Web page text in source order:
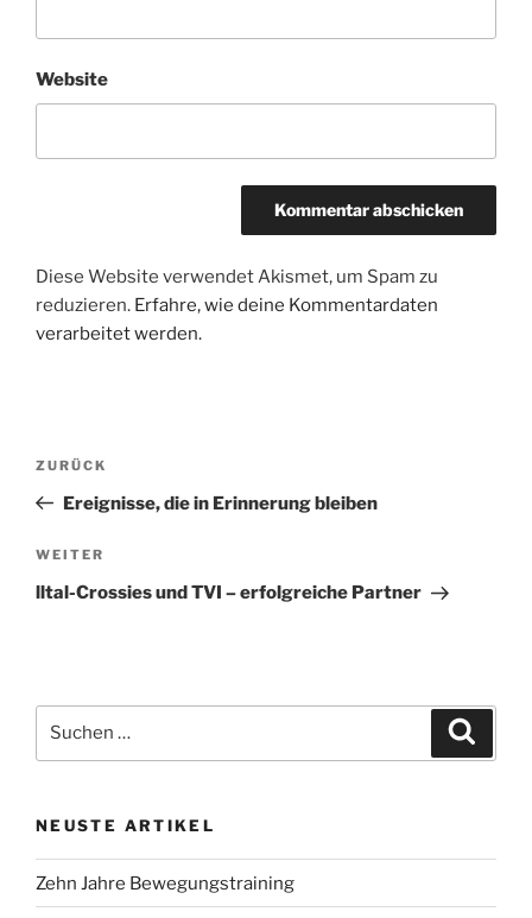
Website
Diese Website verwendet Akismet, um Spam zu
reduzieren. Erfahre, wie deine Kommentardaten
verarbeitet werden.
Beitragsnavigation
Vorheriger
Beitrag
ZURÜCK
Ereignisse, die in Erinnerung bleiben
Nächster
Beitrag
WEITER
lltal-Crossies und TVI – erfolgreiche Partner
nach:
NEUSTE ARTIKEL
Zehn Jahre Bewegungstraining